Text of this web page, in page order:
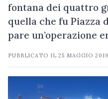
fontana dei quattro
quella che fu Piazza
pare un’operazione
PUBBLICATO IL25 MAGGIO 2019